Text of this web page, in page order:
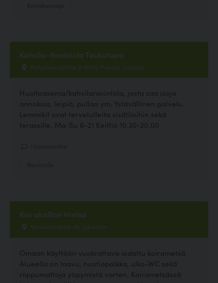
Kahvila-Ravintola Taukotupa
Pohjolanraitintie 9 19620 Pohela, Hartola
Huoltoasema/kahvilaravintola, josta saa isoja
annoksia, leipiä, pullaa ym. Ystävällinen palvelu.
Lemmikit ovat tervetulleita sisätiloihin sekä
terassille. Ma-Su 6-21 Keittiö 10.30-20.00
Koirakallion Metsä
Varissaarentie 46, Jokioinen
Omaan käyttöön vuokrattava aidattu koirametsä.
Alueella on laavu, nuotiopaikka, ulko-WC sekä
riippumattoja yöpymistä varten. Koirametsässä